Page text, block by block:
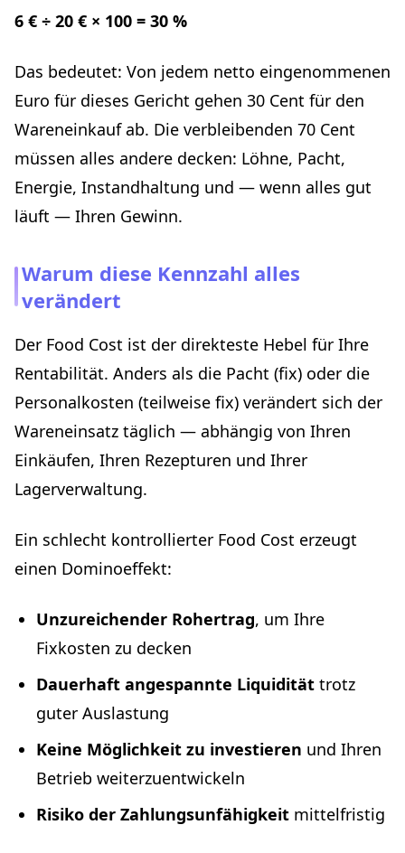
6 € ÷ 20 € × 100 = 30 %
Das bedeutet: Von jedem netto eingenommenen
Euro für dieses Gericht gehen 30 Cent für den
Wareneinkauf ab. Die verbleibenden 70 Cent
müssen alles andere decken: Löhne, Pacht,
Energie, Instandhaltung und — wenn alles gut
läuft — Ihren Gewinn.
Warum diese Kennzahl alles
verändert
Der Food Cost ist der direkteste Hebel für Ihre
Rentabilität. Anders als die Pacht (fix) oder die
Personalkosten (teilweise fix) verändert sich der
Wareneinsatz täglich — abhängig von Ihren
Einkäufen, Ihren Rezepturen und Ihrer
Lagerverwaltung.
Ein schlecht kontrollierter Food Cost erzeugt
einen Dominoeffekt:
Unzureichender Rohertrag, um Ihre
Fixkosten zu decken
Dauerhaft angespannte Liquidität trotz
guter Auslastung
Keine Möglichkeit zu investieren und Ihren
Betrieb weiterzuentwickeln
Risiko der Zahlungsunfähigkeit mittelfristig